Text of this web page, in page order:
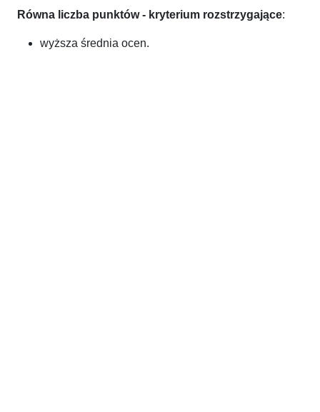
Równa liczba punktów - kryterium rozstrzygające:
wyższa średnia ocen.